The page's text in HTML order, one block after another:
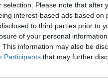
selection. Please note that after
interest-based ads based
to third parties prior to
of your personal
This information may also be
Participants that may further
której przyznała się
Takie związki są
przykładem jest
może być
Młodego